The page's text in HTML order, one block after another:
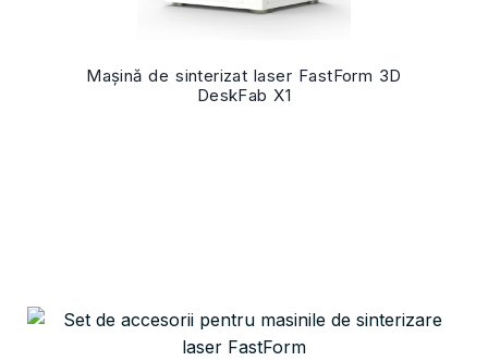
Mașină de sinterizat laser FastForm 3D
DeskFab X1